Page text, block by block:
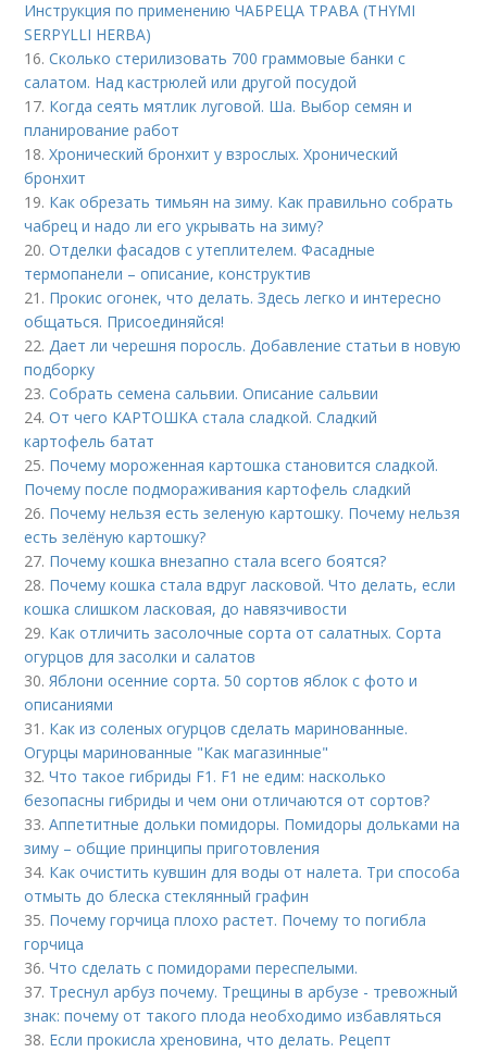
Инструкция по применению ЧАБРЕЦА ТРАВА (THYMI
SERPYLLI HERBA)
16.Сколько стерилизовать 700 граммовые банки с
салатом. Над кастрюлей или другой посудой
17. Когда сеять мятлик луговой. Ша. Выбор семян и
планирование работ
18.Хронический бронхит у взрослых. Хронический
бронхит
19. Как обрезать тимьян на зиму. Как правильно собрать
чабрец и надо ли его укрывать на зиму?
20.Отделки фасадов с утеплителем. Фасадные
термопанели – описание, конструктив
21. Прокис огонек, что делать. Здесь легко и интересно
общаться. Присоединяйся!
22.Дает ли черешня поросль. Добавление статьи в новую
подборку
23.Собрать семена сальвии. Описание сальвии
24.От чего КАРТОШКА стала сладкой. Сладкий
картофель батат
25. Почему мороженная картошка становится сладкой.
Почему после подмораживания картофель сладкий
26. Почему нельзя есть зеленую картошку. Почему нельзя
есть зелёную картошку?
27. Почему кошка внезапно стала всего боятся?
28. Почему кошка стала вдруг ласковой. Что делать, если
кошка слишком ласковая, до навязчивости
29. Как отличить засолочные сорта от салатных. Сорта
огурцов для засолки и салатов
30.Яблони осенние сорта. 50 сортов яблок с фото и
описаниями
31. Как из соленых огурцов сделать маринованные.
Огурцы маринованные "Как магазинные"
32.Что такое гибриды F1. F1 не едим: насколько
безопасны гибриды и чем они отличаются от сортов?
33.Аппетитные дольки помидоры. Помидоры дольками на
зиму – общие принципы приготовления
34. Как очистить кувшин для воды от налета. Три способа
отмыть до блеска стеклянный графин
35. Почему горчица плохо растет. Почему то погибла
горчица
36.Что сделать с помидорами переспелыми.
37. Треснул арбуз почему. Трещины в арбузе - тревожный
знак: почему от такого плода необходимо избавляться
38. Если прокисла хреновина, что делать. Рецепт